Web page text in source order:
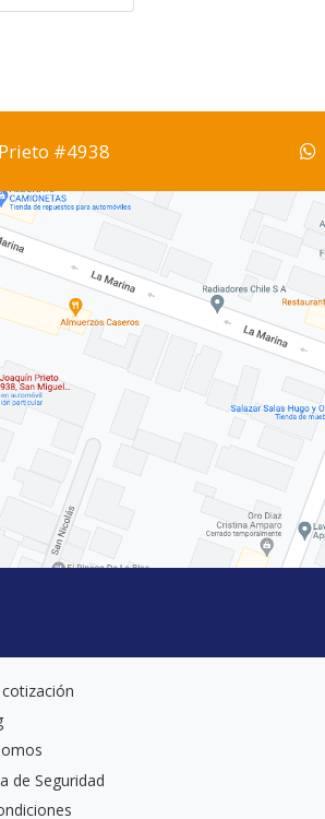
#4938
de Seguridad